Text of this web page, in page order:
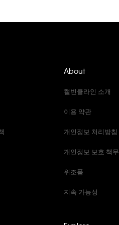
About
캘빈클라인 소개
이용 약관
개인정보 처리방침
개인정보 보호 책무
위조품
지속 가능성